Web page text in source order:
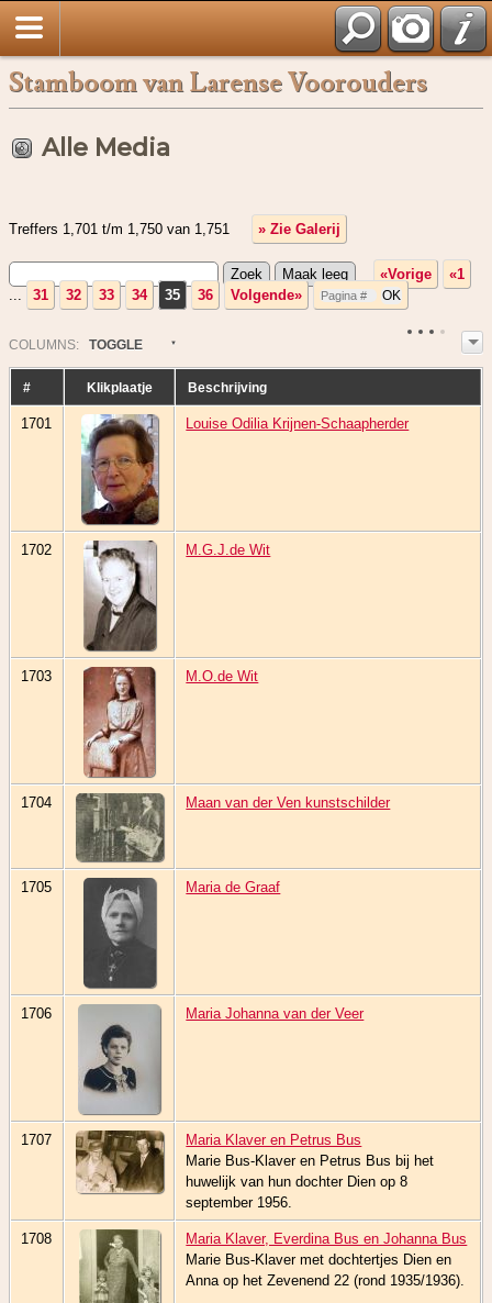
Stamboom van Larense Voorouders
Alle Media
Treffers 1,701 t/m 1,750 van 1,751 » Zie Galerij
«Vorige
«1
...
31 32 33 34 35 36 Volgende»
COLUMN S: TOGGLE
# Klikplaatje Beschrijving
1701 Louise Odilia Krijnen-Schaapherder
1702 M.G.J.de Wit
1703 M.O.de Wit
1704 Maan van der Ven kunstschilder
1705 Maria de Graaf
1706 Maria Johanna van der Veer
1707
Maria Klaver en Petrus Bus
Marie Bus-Klaver en Petrus Bus bij het
huwelijk van hun dochter Dien op 8
september 1956.
1708
Maria Klaver, Everdina Bus en Johanna Bus
Marie Bus-Klaver met dochtertjes Dien en
Anna op het Zevenend 22 (rond 1935/1936).